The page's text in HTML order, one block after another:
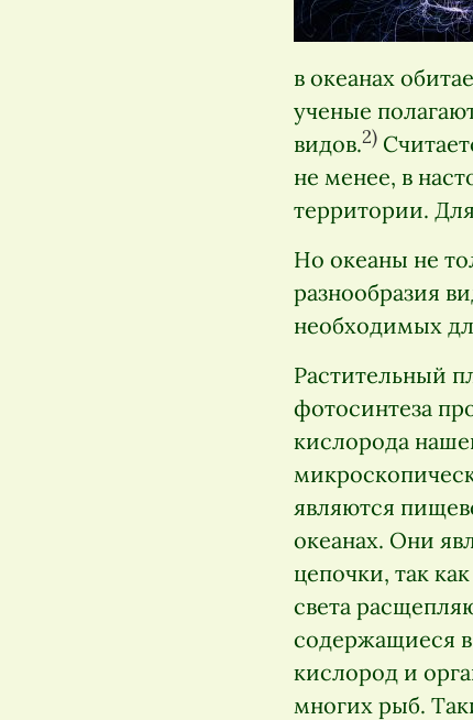
в океанах
ученые
видов.2)
не менее, в
территории.
Но океаны не
разнообразия
необходимых
Растительный
фотосинтеза
кислорода
являются
океанах. Они
цепочки, так
света
содержащиеся в
кислород и
многих рыб.